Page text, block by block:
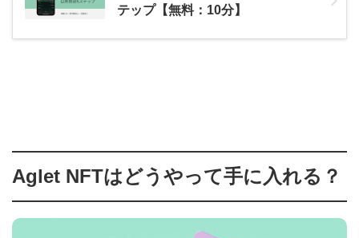
テップ【無料：10分】
Aglet NFTはどうやって手に入れる？